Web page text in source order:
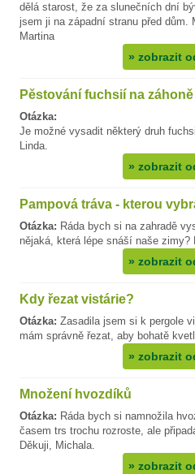
dělá starost, že za slunečních dní
jsem ji na západní stranu před dům.
Martina
» zobrazit
Pěstování fuchsií na záhoně
Otázka:
Je možné vysadit některý druh
Linda.
» zobrazit
Pampová tráva - kterou
Otázka: Ráda bych si na zahradě
nějaká, která lépe snáší naše zimy?
» zobrazit
Kdy řezat vistárie?
Otázka: Zasadila jsem si k pergole
mám správně řezat, aby bohatě
» zobrazit
Množení hvozdíků
Otázka: Ráda bych si namnožila
časem trs trochu rozroste, ale
Děkuji, Michala.
» zobrazit